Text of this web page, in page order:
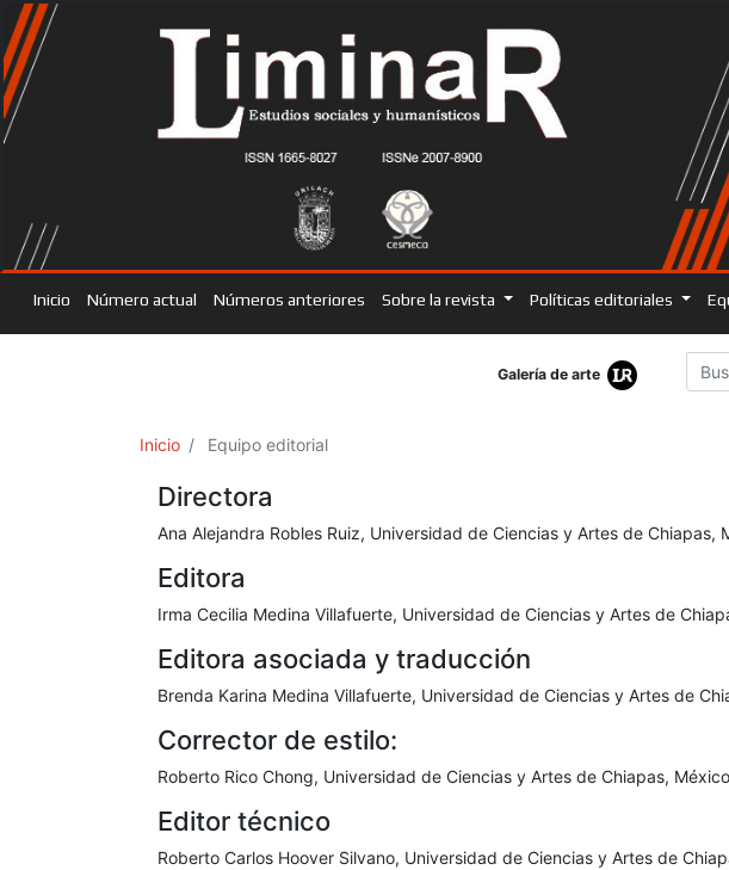
Inicio Número actual Números anteriores Sobre la revista Políticas editoriales
Galería de arte
Inicio Equipo editorial
Directora
Ana Alejandra Robles Ruiz, Universidad de Ciencias y Artes de Chiapas,
Editora
Irma Cecilia Medina Villafuerte, Universidad de Ciencias y Artes de
Editora asociada y traducción
Brenda Karina Medina Villafuerte, Universidad de Ciencias y Artes de
Corrector de estilo:
Roberto Rico Chong, Universidad de Ciencias y Artes de Chiapas, México
Editor técnico
Roberto Carlos Hoover Silvano, Universidad de Ciencias y Artes de